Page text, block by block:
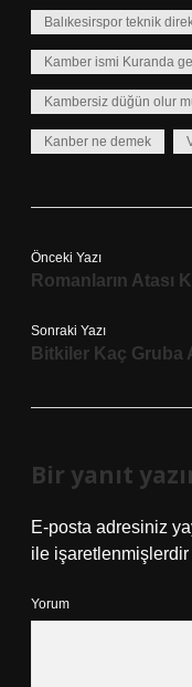
Balıkesirspor teknik
Kamber ismi Kuranda
Kambersiz düğün olur
Kanber ne demek
Önceki Yazı
Romanların Atası
Sonraki Yazı
Bitkiler Kaç Gruba
Bir yanıt
E-posta adresiniz
ile işaretlenmişlerdir
Yorum